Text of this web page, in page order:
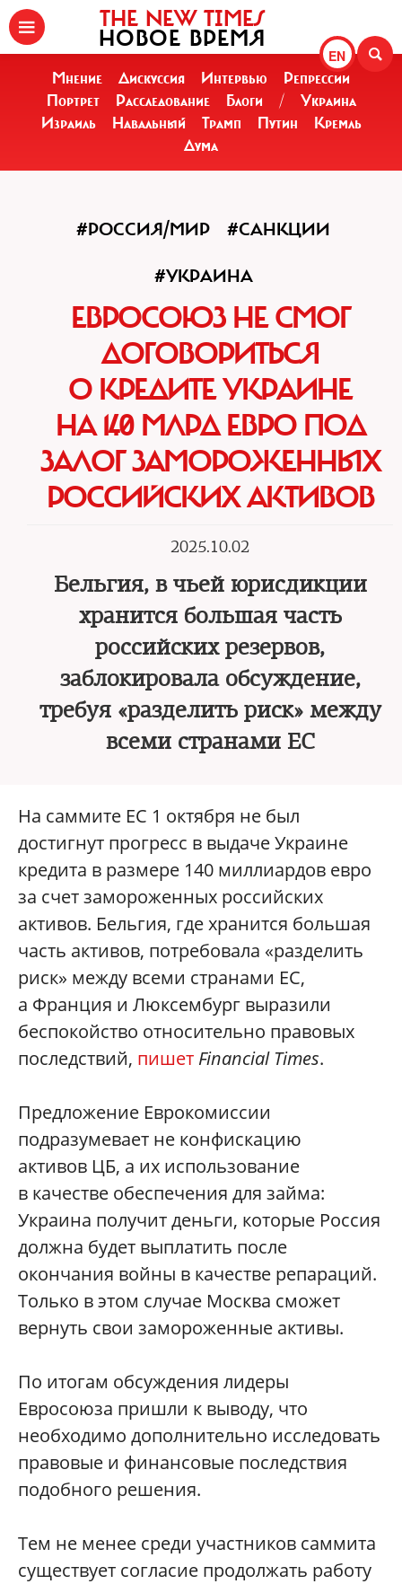
EN
THE NEW TIMES
НОВОЕ ВРЕМЯ
Мнение Дискуссия Интервью
Репрессии
Портрет
Расследование Блоги /
Украина
Израиль
Навальный Трамп Путин
Кремль
Дума
#РОССИЯ/МИР #САНКЦИИ
#УКРАИНА
ЕВРОСОЮЗ НЕ СМОГ
ДОГОВОРИТЬСЯ
О КРЕДИТЕ УКРАИНЕ
НА 140 МЛРД ЕВРО ПОД
ЗАЛОГ ЗАМОРОЖЕННЫХ
РОССИЙСКИХ АКТИВОВ
2025.10.02
Бельгия, в чьей юрисдикции
хранится большая часть
российских резервов,
заблокировала обсуждение,
требуя «разделить риск» между
всеми странами ЕС
На саммите ЕС 1 октября не был
достигнут прогресс в выдаче Украине
кредита в размере 140 миллиардов евро
за счет замороженных российских
активов. Бельгия, где хранится большая
часть активов, потребовала «разделить
риск» между всеми странами ЕС,
а Франция и Люксембург выразили
беспокойство относительно правовых
последствий, пишет Financial Times.
Предложение Еврокомиссии
подразумевает не конфискацию
активов ЦБ, а их использование
в качестве обеспечения для займа:
Украина получит деньги, которые Россия
должна будет выплатить после
окончания войны в качестве репараций.
Только в этом случае Москва сможет
вернуть свои замороженные активы.
По итогам обсуждения лидеры
Евросоюза пришли к выводу, что
необходимо дополнительно исследовать
правовые и финансовые последствия
подобного решения.
Тем не менее среди участников саммита
существует согласие продолжать работу